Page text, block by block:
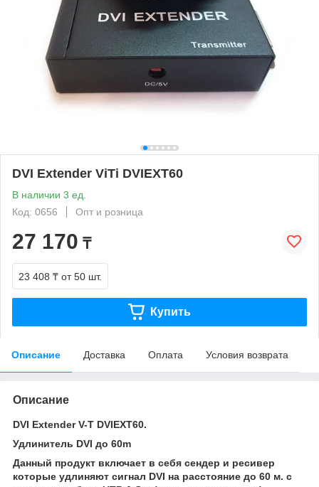
DVI Extender ViTi DVIEXT60
В наличии 3 ед.
Код: 0656
Опт и розница
27 170 ₸
23 408 ₸ от 50 шт.
Купить
Описание Доставка Оплата Условия возврата
Описание
DVI Extender V-T DVIEXT60.
Удлинитель DVI до 60m
Данный продукт включает в себя сендер и ресивер
которые удлиняют сигнал DVI на расстояние до 60 м. с